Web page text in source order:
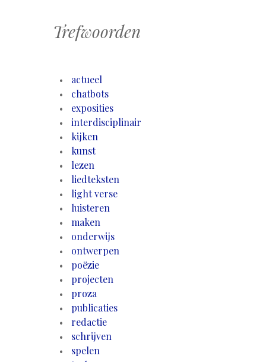
Trefwoorden
actueel
chatbots
exposities
interdisciplinair
kijken
kunst
lezen
liedteksten
light verse
luisteren
maken
onderwijs
ontwerpen
poëzie
projecten
proza
publicaties
redactie
schrijven
spelen